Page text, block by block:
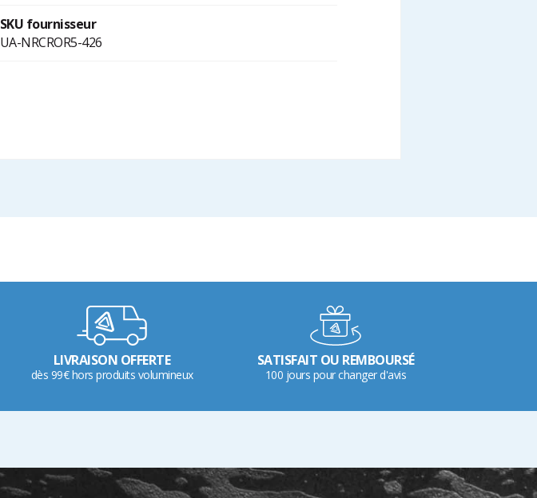
SKU fournisseur
UA-NRCROR5-426
LIVRAISON OFFERTE
dès 99€ hors produits volumineux
SATISFAIT OU REMBOURSÉ
100 jours pour changer d'avis